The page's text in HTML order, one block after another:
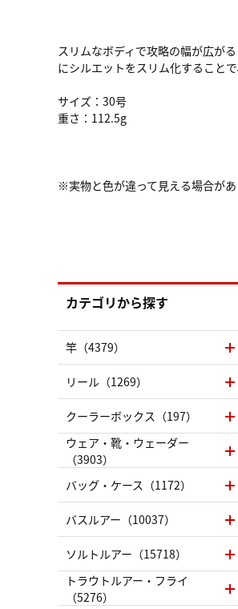
スリムなボディで攻略の幅が広が
にシルエットをスリム化すること
サイズ：30号
重さ：112.5g
※実物と色が違って見える場合があ
カテゴリから探す
竿（4379）
リール（1269）
クーラーボックス（197）
ウェア・靴・ウェーダー
（3903）
バッグ・ケース（1172）
バスルアー（10037）
ソルトルアー（15718）
トラウトルアー・フライ
（5276）